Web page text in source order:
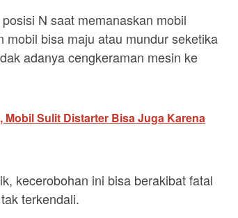
N saat memanaskan mobil
bisa maju atau mundur seketika
adanya cengkeraman mesin ke
Mobil Sulit Distarter Bisa Juga Karena
kecerobohan ini bisa berakibat fatal
terkendali.